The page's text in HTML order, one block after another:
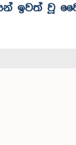
ඉවත්